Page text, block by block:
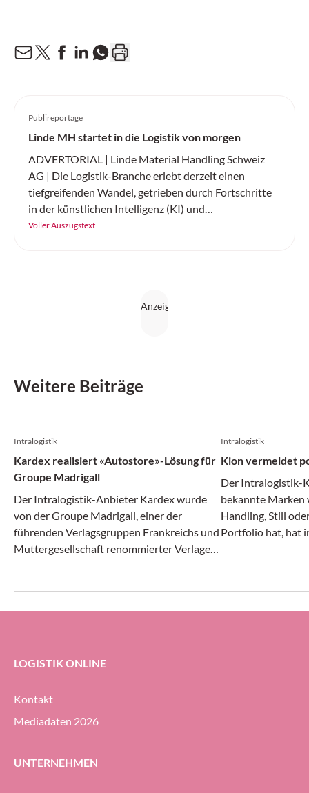
Publireportage
Linde MH startet in die Logistik von morgen
ADVERTORIAL | Linde Material Handling Schweiz
AG | Die Logistik-Branche erlebt derzeit einen
tiefgreifenden Wandel, getrieben durch Fortschritte
in der künstlichen Intelligenz (KI) und
Elektromobilität. Linde Material Handling Schweiz
Diese Entwicklungen werden nicht nur die Effizienz
Voller Auszugstext
Weitere Beiträge
Intralogistik
Kardex realisiert «Autostore»-Lösung für
Groupe Madrigall
Der Intralogistik-Anbieter Kardex wurde
von der Groupe Madrigall, einer der
führenden Verlagsgruppen Frankreichs und
Muttergesellschaft renommierter Verlage
das neue Distributionszentrum des
Intralogistik
Kion vermeldet
Der Intralogistik-
bekannte Marken
Handling, Still
Portfolio hat, hat
LOGISTIK ONLINE
Kontakt
Mediadaten 2026
UNTERNEHMEN